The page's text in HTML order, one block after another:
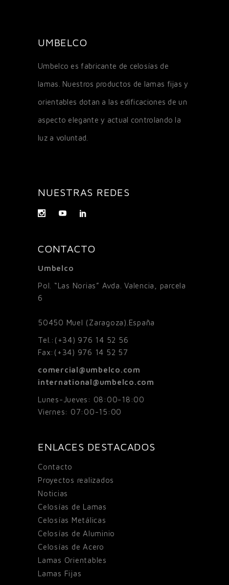
UMBELCO
Umbelco es fabricante de celosías de
lamas. Nuestros productos de lamas fijas y
orientables dotan a las edificaciones de un
aspecto elegante y actual controlando la
luz a voluntad.
NUESTRAS REDES
CONTACTO
Umbelco
Pol. “Las Norias” Avda. Valencia, parcela
6
50450 Muel (Zaragoza).España
Tel.: (+34) 976 14 52 56
Fax: (+34) 976 14 52 57
comercial@umbelco.com
international@umbelco.com
Lunes-Jueves: 08:00-18:00
Viernes: 07:00-15:00
ENLACES DESTACADOS
Contacto
Proyectos realizados
Noticias
Celosías de Lamas
Celosías Metálicas
Celosías de Aluminio
Celosías de Acero
Lamas Orientables
Lamas Fijas